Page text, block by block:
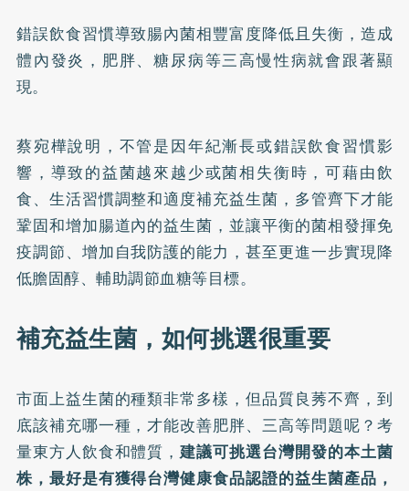
錯誤飲食習慣導致腸內菌相豐富度降低且失衡，造成
體內發炎，肥胖、糖尿病等三高慢性病就會跟著顯
現。
蔡宛樺說明，不管是因年紀漸長或錯誤飲食習慣影
響，導致的益菌越來越少或菌相失衡時，可藉由飲
食、生活習慣調整和適度補充益生菌，多管齊下才能
鞏固和增加腸道內的益生菌，並讓平衡的菌相發揮免
疫調節、增加自我防護的能力，甚至更進一步實現降
低膽固醇、輔助調節血糖等目標。
補充益生菌，如何挑選很重要
市面上益生菌的種類非常多樣，但品質良莠不齊，到
底該補充哪一種，才能改善肥胖、三高等問題呢？考
量東方人飲食和體質，建議可挑選台灣開發的本土菌
株，最好是有獲得台灣健康食品認證的益生菌產品，